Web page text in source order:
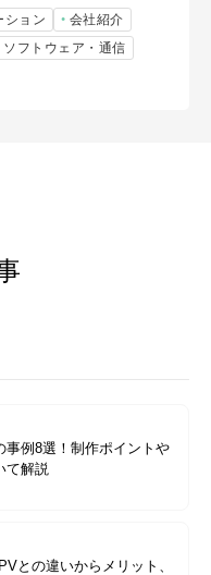
ション
会社紹介
フトウェア・通信
事例8選！制作ポイントや
て解説
との違いからメリット、